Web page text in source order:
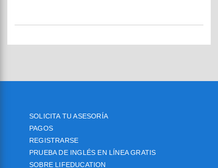
SOLICITA TU ASESORÍA
PAGOS
REGISTRARSE
PRUEBA DE INGLÉS EN LÍNEA GRATIS
SOBRE LIFEDUCATION